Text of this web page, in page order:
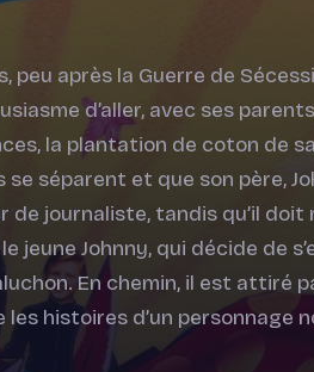
peu après la Guerre de
d’aller, avec ses
la plantation de coton de
se séparent et que son père,
de journaliste, tandis qu’il
jeune Johnny, qui décide de
En chemin, il est attiré
les histoires d’un personnage